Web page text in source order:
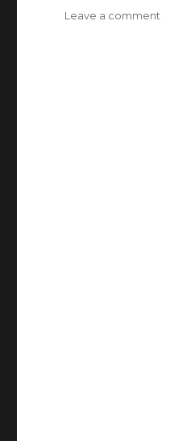
Leave a comment